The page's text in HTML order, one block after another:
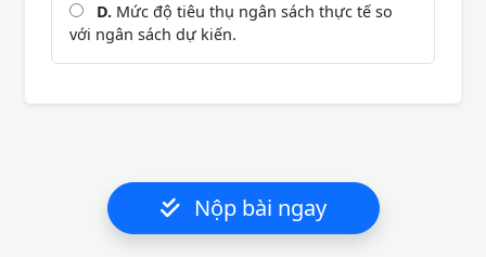
D. Mức độ tiêu thụ ngân sách thực tế so
với ngân sách dự kiến.
Nộp bài ngay